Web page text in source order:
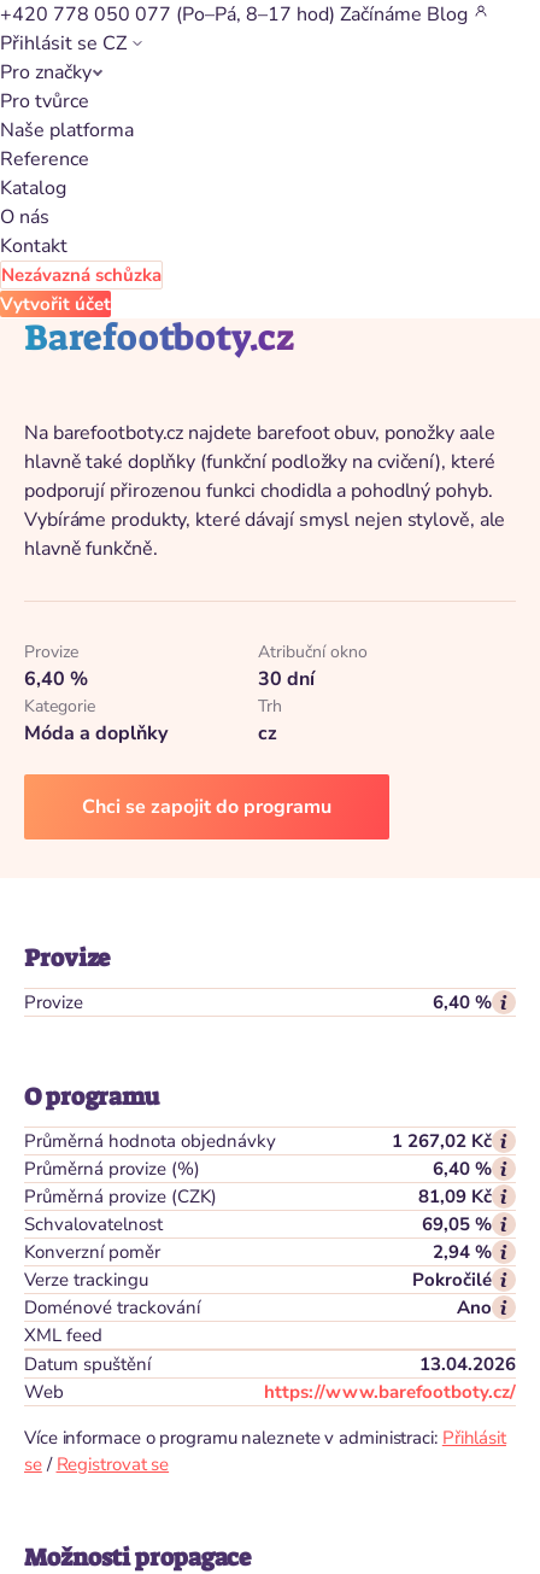
+420 778 050 077 (Po–Pá, 8–17 hod) Začínáme Blog
Přihlásit se CZ
Pro značky
Pro tvůrce
Naše platforma
Reference
Katalog
O nás
Kontakt
Nezávazná schůzka
Vytvořit účet
Zpět na katalog
Barefootboty.cz
Na barefootboty.cz najdete barefoot obuv, ponožky aale
hlavně také doplňky (funkční podložky na cvičení), které
podporují přirozenou funkci chodidla a pohodlný pohyb.
Vybíráme produkty, které dávají smysl nejen stylově, ale
hlavně funkčně.
Provize
6,40 %
Atribuční okno
30 dní
Kategorie
Móda a doplňky
Trh
cz
Chci se zapojit do programu
Provize
Provize 6,40 %
O programu
Průměrná hodnota objednávky
1 267,02 Kč
Průměrná provize (%)
6,40 %
Průměrná provize (CZK)
81,09 Kč
Schvalovatelnost
69,05 %
Konverzní poměr
2,94 %
Verze trackingu
Pokročilé
Doménové trackování
Ano
XML feed
Datum spuštění
13.04.2026
Web
https://www.barefootboty.cz/
Více informace o programu naleznete v administraci: Přihlásit
se/ Registrovat se
Možnosti propagace